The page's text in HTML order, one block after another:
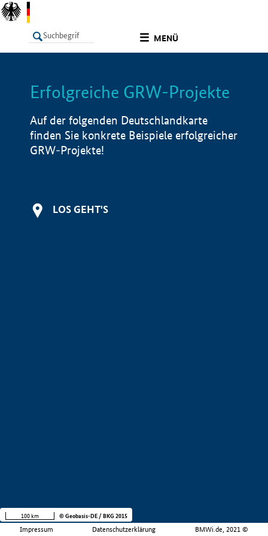
MENÜ
LISTE Info
Erfolgreiche GRW-Projekte
Auf der folgenden Deutschlandkarte
finden Sie konkrete Beispiele erfolgreicher
GRW-Projekte!
LOS GEHT'S
Impressum Datenschutzerklärung BMWi.de, 2021 ©
100 km © Geobasis-DE / BKG 2015